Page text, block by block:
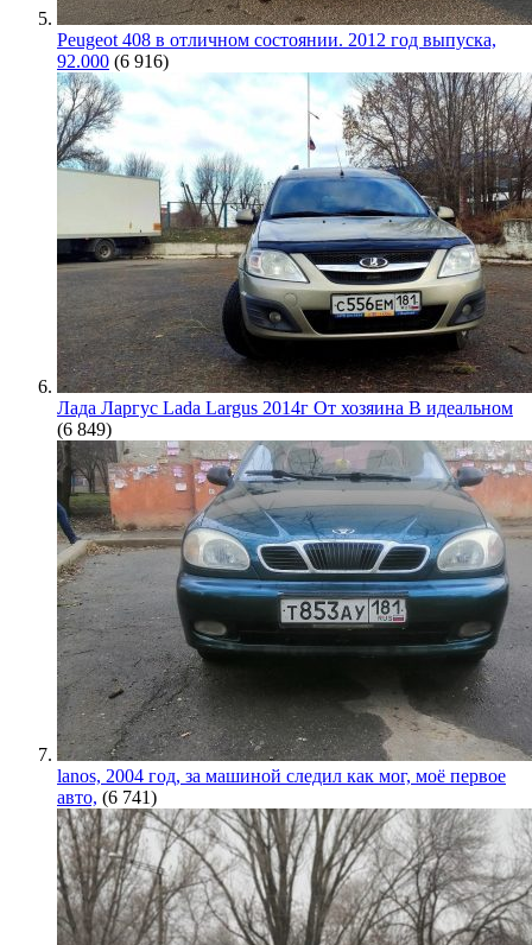
Peugeot 408 в отличном состоянии. 2012 год выпуска,
92.000 (6 916)
Лада Ларгус Lada Largus 2014г От хозяина В идеальном
(6 849)
lanos, 2004 год, за машиной следил как мог, моё первое
авто, (6 741)